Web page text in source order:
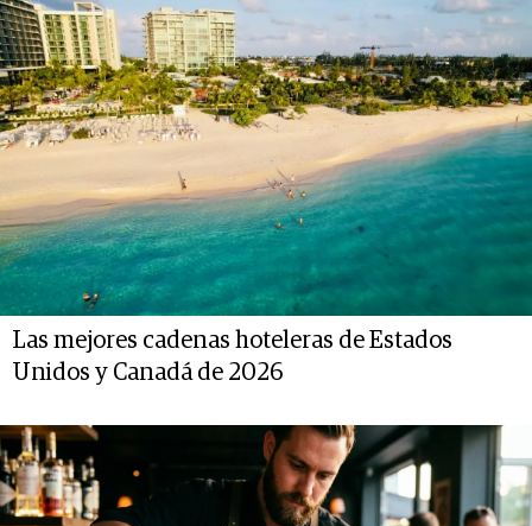
Las mejores cadenas hoteleras de Estados
Unidos y Canadá de 2026